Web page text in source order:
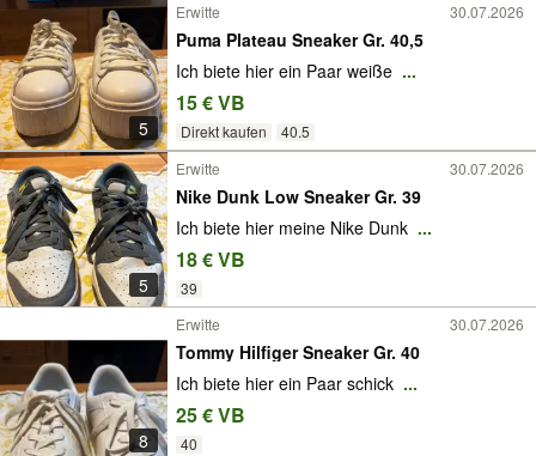
5
Erwitte 30.07.2026
Puma Plateau Sneaker Gr. 40,5
Ich biete hier ein Paar weiße ...
15 € VB
Direkt kaufen 40.5
5
Erwitte 30.07.2026
Nike Dunk Low Sneaker Gr. 39
Ich biete hier meine Nike Dunk ...
18 € VB
39
8
Erwitte 30.07.2026
Tommy Hilfiger Sneaker Gr. 40
Ich biete hier ein Paar schick ...
25 € VB
40